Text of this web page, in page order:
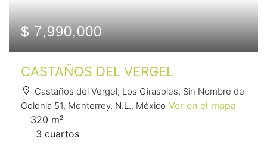
$ 7,990,000
CASTAÑOS DEL VERGEL
Castaños del Vergel, Los Girasoles, Sin Nombre de
Colonia 51, Monterrey, N.L., México Ver en el mapa
320 m²
3 сuartos